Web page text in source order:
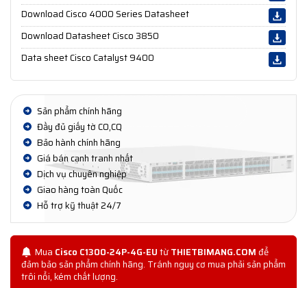
Download Cisco 4000 Series Datasheet
Download Datasheet Cisco 3850
Data sheet Cisco Catalyst 9400
Sản phẩm chính hãng
Đầy đủ giấy tờ CO,CQ
Bảo hành chính hãng
Giá bán cạnh tranh nhất
Dịch vụ chuyên nghiệp
Giao hàng toàn Quốc
Hỗ trợ kỹ thuật 24/7
Mua Cisco C1300-24P-4G-EU​từTHIETBIMANG.COMđể
đảm bảo sản phẩm chính hãng. Tránh nguy cơ mua phải sản phẩm
trôi nổi, kém chất lượng.